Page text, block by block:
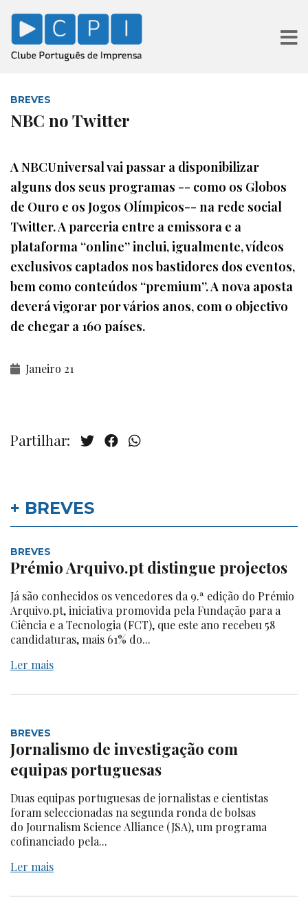
BREVES
NBC no Twitter
A NBCUniversal vai passar a disponibilizar
alguns dos seus programas -- como os Globos
de Ouro e os Jogos Olímpicos-- na rede social
Twitter. A parceria entre a emissora e a
plataforma “online” inclui, igualmente, vídeos
exclusivos captados nos bastidores dos eventos,
bem como conteúdos “premium”. A nova aposta
deverá vigorar por vários anos, com o objectivo
de chegar a 160 países.
Janeiro 21
Partilhar:
+ BREVES
BREVES
Prémio Arquivo.pt distingue projectos
Já são conhecidos os vencedores da 9.ª edição do Prémio
Arquivo.pt, iniciativa promovida pela Fundação para a
Ciência e a Tecnologia (FCT), que este ano recebeu 58
candidaturas, mais 61% do...
Ler mais
BREVES
Jornalismo de investigação com
equipas portuguesas
Duas equipas portuguesas de jornalistas e cientistas
foram seleccionadas na segunda ronda de bolsas
do Journalism Science Alliance (JSA), um programa
cofinanciado pela...
Ler mais